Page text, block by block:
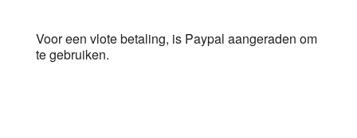
Voor een vlote betaling, is Paypal aangeraden om
te gebruiken.